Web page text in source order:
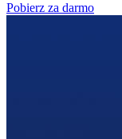
Pobierz za darmo